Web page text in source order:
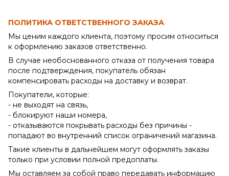
ПОЛИТИКА ОТВЕТСТВЕННОГО ЗАКАЗА
Мы ценим каждого клиента, поэтому просим относиться
к оформлению заказов ответственно.
В случае необоснованного отказа от получения товара
после подтверждения, покупатель обязан
компенсировать расходы на доставку и возврат.
Покупатели, которые:
- не выходят на связь,
- блокируют наши номера,
- отказываются покрывать расходы без причины -
попадают во внутренний список ограничений магазина.
Такие клиенты в дальнейшем могут оформлять заказы
только при условии полной предоплаты.
Мы оставляем за собой право передавать информацию